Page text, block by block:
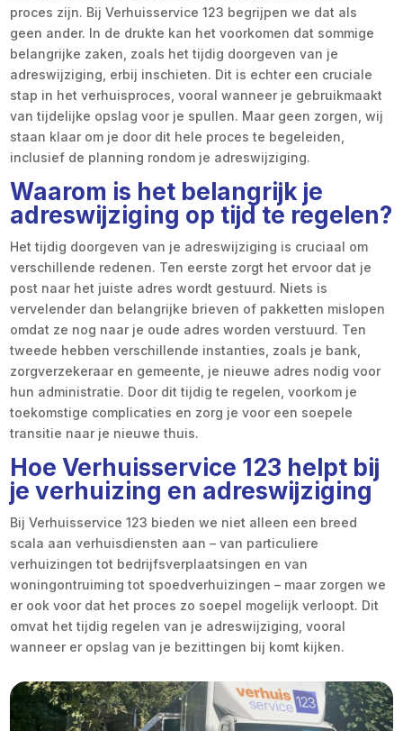
proces zijn. Bij Verhuisservice 123 begrijpen we dat als
geen ander. In de drukte kan het voorkomen dat sommige
belangrijke zaken, zoals het tijdig doorgeven van je
adreswijziging, erbij inschieten. Dit is echter een cruciale
stap in het verhuisproces, vooral wanneer je gebruikmaakt
van tijdelijke opslag voor je spullen. Maar geen zorgen, wij
staan klaar om je door dit hele proces te begeleiden,
inclusief de planning rondom je adreswijziging.
Waarom is het belangrijk je
adreswijziging op tijd te regelen?
Het tijdig doorgeven van je adreswijziging is cruciaal om
verschillende redenen. Ten eerste zorgt het ervoor dat je
post naar het juiste adres wordt gestuurd. Niets is
vervelender dan belangrijke brieven of pakketten mislopen
omdat ze nog naar je oude adres worden verstuurd. Ten
tweede hebben verschillende instanties, zoals je bank,
zorgverzekeraar en gemeente, je nieuwe adres nodig voor
hun administratie. Door dit tijdig te regelen, voorkom je
toekomstige complicaties en zorg je voor een soepele
transitie naar je nieuwe thuis.
Hoe Verhuisservice 123 helpt bij
je verhuizing en adreswijziging
Bij Verhuisservice 123 bieden we niet alleen een breed
scala aan verhuisdiensten aan – van particuliere
verhuizingen tot bedrijfsverplaatsingen en van
woningontruiming tot spoedverhuizingen – maar zorgen we
er ook voor dat het proces zo soepel mogelijk verloopt. Dit
omvat het tijdig regelen van je adreswijziging, vooral
wanneer er opslag van je bezittingen bij komt kijken.